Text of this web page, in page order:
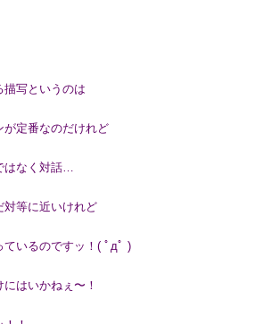
描写というのは
が定番なのだけれど
はなく対話…
対等に近いけれど
ているのですッ！( ﾟдﾟ )
はいかねぇ〜！